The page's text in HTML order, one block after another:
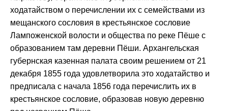
ходатайством о перечислении их с семействами из
мещанского сословия в крестьянское сословие
Лампоженской волости и общества по реке Пёше с
образованием там деревни Пёши. Архангельская
губернская казенная палата своим решением от 21
декабря 1855 года удовлетворила это ходатайство и
предписала с начала 1856 года перечислить их в
крестьянское сословие, образовав новую деревню